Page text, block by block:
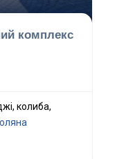
комплекс
колиба,